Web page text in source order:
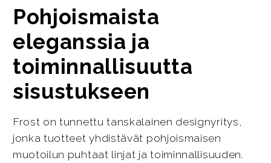
Pohjoismaista
eleganssia ja
toiminnallisuutta
sisustukseen
Frost on tunnettu tanskalainen designyritys,
jonka tuotteet yhdistävät pohjoismaisen
muotoilun puhtaat linjat ja toiminnallisuuden.